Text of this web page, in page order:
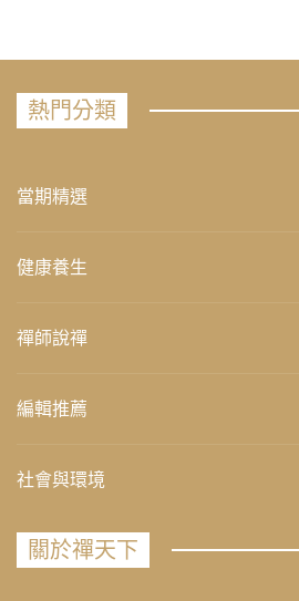
熱門分類
當期精選
健康養生
禪師說禪
編輯推薦
社會與環境
關於禪天下